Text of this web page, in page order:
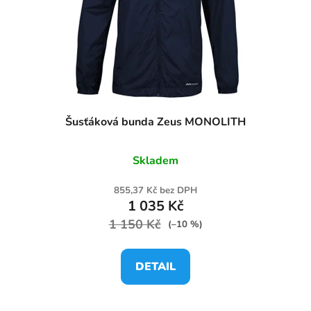
Šusťáková bunda Zeus MONOLITH
Skladem
855,37 Kč bez DPH
1 035 Kč
1 150 Kč (–10 %)
DETAIL